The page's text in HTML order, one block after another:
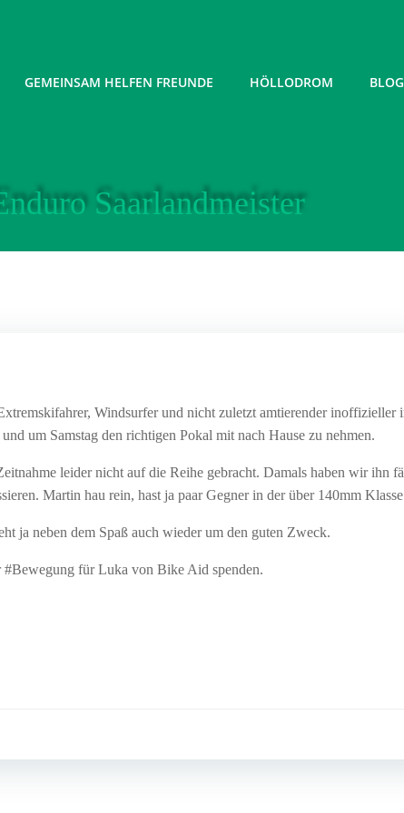
GEMEINSAM HELFEN FREUNDE HÖLLODROM BLOG
Saarlandmeister
Windsurfer und nicht zuletzt amtierender inoffizieller
um Samstag den richtigen Pokal mit nach Hause zu nehmen.
leider nicht auf die Reihe gebracht. Damals haben wir ihn
Martin hau rein, hast ja paar Gegner in der über 140mm
ja neben dem Spaß auch wieder um den guten Zweck.
#Bewegung für Luka von Bike Aid spenden.